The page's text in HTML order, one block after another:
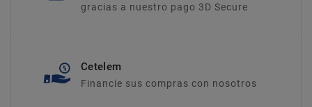
gracias a nuestro pago 3D Secure
Cetelem
Financie sus compras con nosotros